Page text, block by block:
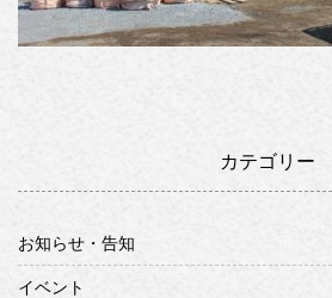
カテゴリー
お知らせ・告知
イベント